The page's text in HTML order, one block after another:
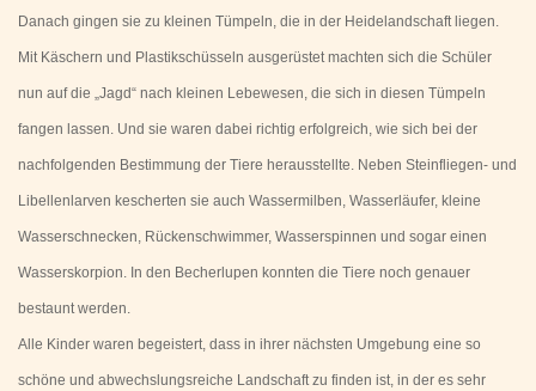
Danach gingen sie zu kleinen Tümpeln, die in der Heidelandschaft liegen.
Mit Käschern und Plastikschüsseln ausgerüstet machten sich die Schüler
nun auf die „Jagd“ nach kleinen Lebewesen, die sich in diesen Tümpeln
fangen lassen. Und sie waren dabei richtig erfolgreich, wie sich bei der
nachfolgenden Bestimmung der Tiere herausstellte. Neben Steinfliegen- und
Libellenlarven kescherten sie auch Wassermilben, Wasserläufer, kleine
Wasserschnecken, Rückenschwimmer, Wasserspinnen und sogar einen
Wasserskorpion. In den Becherlupen konnten die Tiere noch genauer
bestaunt werden.
Alle Kinder waren begeistert, dass in ihrer nächsten Umgebung eine so
schöne und abwechslungsreiche Landschaft zu finden ist, in der es sehr